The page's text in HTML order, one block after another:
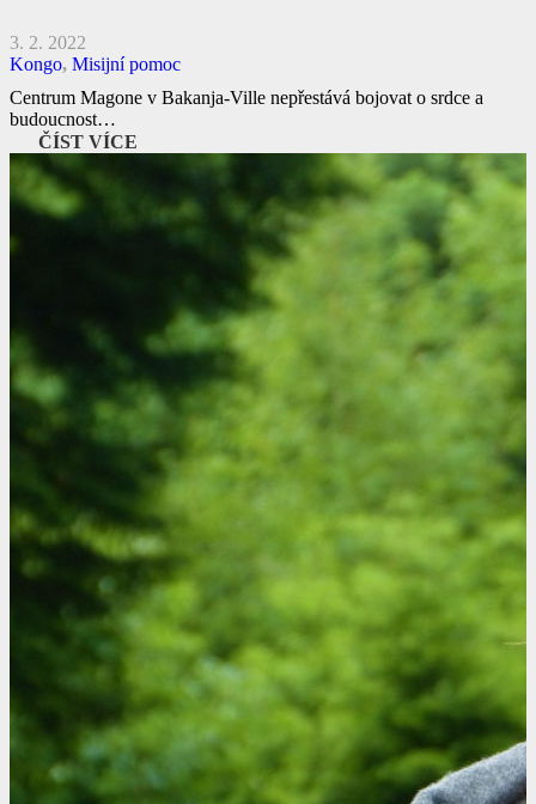
3. 2. 2022
Kongo, Misijní pomoc
Centrum Magone v Bakanja-Ville nepřestává bojovat o srdce a
budoucnost…
ČÍST VÍCE